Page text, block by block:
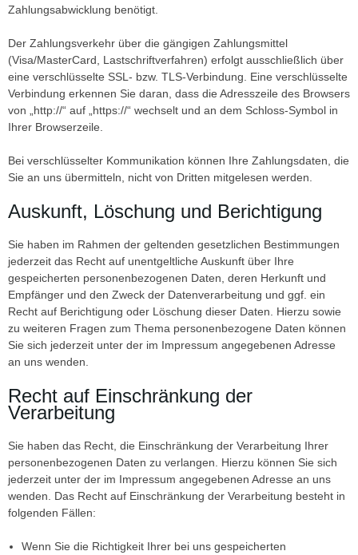
Zahlungsabwicklung benötigt.
Der Zahlungsverkehr über die gängigen Zahlungsmittel
(Visa/MasterCard, Lastschriftverfahren) erfolgt ausschließlich über
eine verschlüsselte SSL- bzw. TLS-Verbindung. Eine verschlüsselte
Verbindung erkennen Sie daran, dass die Adresszeile des Browsers
von „http://“ auf „https://“ wechselt und an dem Schloss-Symbol in
Ihrer Browserzeile.
Bei verschlüsselter Kommunikation können Ihre Zahlungsdaten, die
Sie an uns übermitteln, nicht von Dritten mitgelesen werden.
Auskunft, Löschung und Berichtigung
Sie haben im Rahmen der geltenden gesetzlichen Bestimmungen
jederzeit das Recht auf unentgeltliche Auskunft über Ihre
gespeicherten personenbezogenen Daten, deren Herkunft und
Empfänger und den Zweck der Datenverarbeitung und ggf. ein
Recht auf Berichtigung oder Löschung dieser Daten. Hierzu sowie
zu weiteren Fragen zum Thema personenbezogene Daten können
Sie sich jederzeit unter der im Impressum angegebenen Adresse
an uns wenden.
Recht auf Einschränkung der
Verarbeitung
Sie haben das Recht, die Einschränkung der Verarbeitung Ihrer
personenbezogenen Daten zu verlangen. Hierzu können Sie sich
jederzeit unter der im Impressum angegebenen Adresse an uns
wenden. Das Recht auf Einschränkung der Verarbeitung besteht in
folgenden Fällen:
Wenn Sie die Richtigkeit Ihrer bei uns gespeicherten